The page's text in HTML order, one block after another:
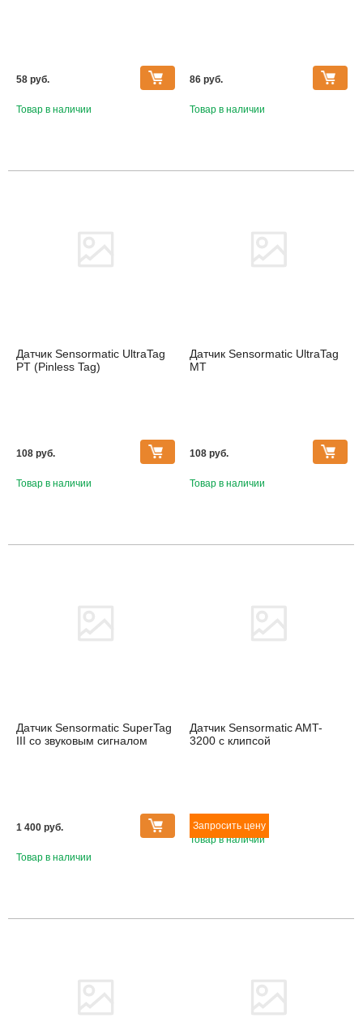
58 pуб.
Товар в наличии
86 pуб.
Товар в наличии
Датчик Sensormatic UltraTag
PT (Pinless Tag)
108 pуб.
Товар в наличии
Датчик Sensormatic UltraTag
MT
108 pуб.
Товар в наличии
Датчик Sensormatic SuperTag
III со звуковым сигналом
1 400 pуб.
Товар в наличии
Датчик Sensormatic AMT-
3200 с клипсой
Товар в наличии